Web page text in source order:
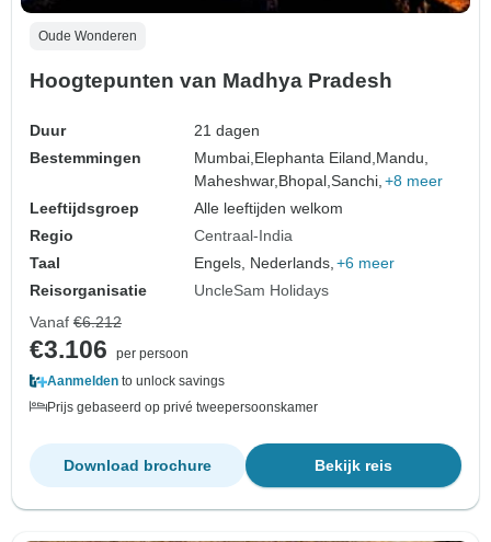
Oude Wonderen
Hoogtepunten van Madhya Pradesh
Duur
21 dagen
Bestemmingen
Mumbai,Elephanta Eiland,Mandu,
Maheshwar,Bhopal,Sanchi, +8 meer
Leeftijdsgroep
Alle leeftijden welkom
Regio
Centraal-India
Taal
Engels, Nederlands, +6 meer
Reisorganisatie
UncleSam Holidays
Vanaf €6.212
€3.106
per persoon
Aanmelden to unlock savings
Prijs gebaseerd op privé tweepersoonskamer
Bekijk reis
Download brochure